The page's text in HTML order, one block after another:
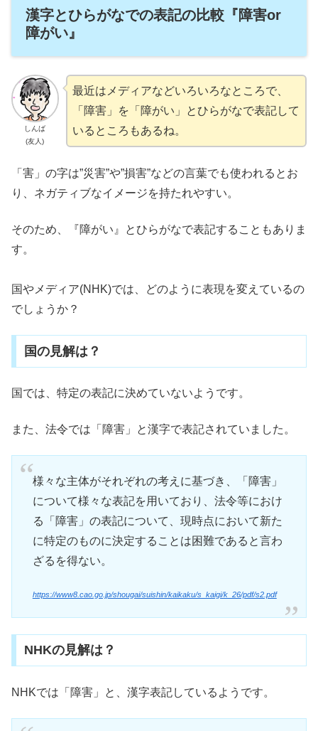
漢字とひらがなでの表記の比較『障害or
障がい』
しんば
(友人)
最近はメディアなどいろいろなところで、
「障害」を「障がい」とひらがなで表記して
いるところもあるね。
「害」の字は”災害”や”損害”などの言葉でも使われるとお
り、ネガティブなイメージを持たれやすい。
そのため、『障がい』とひらがなで表記することもありま
す。
国やメディア(NHK)では、どのように表現を変えているの
でしょうか？
国の見解は？
国では、特定の表記に決めていないようです。
また、法令では「障害」と漢字で表記されていました。
様々な主体がそれぞれの考えに基づき、「障害」
について様々な表記を用いており、法令等におけ
る「障害」の表記について、現時点において新た
に特定のものに決定することは困難であると言わ
ざるを得ない。
https://www8.cao.go.jp/shougai/suishin/kaikaku/s_kaigi/k_26/pdf/s2.pdf
NHKの見解は？
NHKでは「障害」と、漢字表記しているようです。